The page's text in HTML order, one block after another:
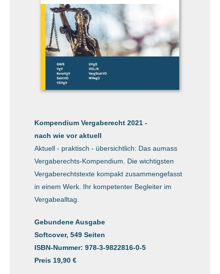
Kompendium Vergaberecht 2021 -
nach wie vor aktuell
Aktuell - praktisch - übersichtlich: Das aumass
Vergaberechts-Kompendium. Die wichtigsten
Vergaberechtstexte kompakt zusammengefasst
in einem Werk. Ihr kompetenter Begleiter im
Vergabealltag.
Gebundene Ausgabe
Softcover, 549 Seiten
ISBN-Nummer: 978-3-9822816-0-5
Preis 19,90 €